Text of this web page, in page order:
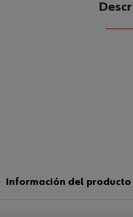
Información del producto